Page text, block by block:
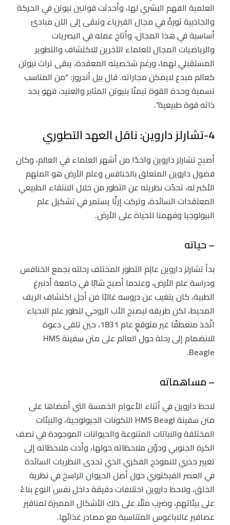
العلمية الفهم البشري لها، وأحدثت قوانين نيوتن في الحركة
والجاذبية ثورةً في مجال الفيزياء وتبقى إلى الآن مبادئ
أساسية في هذا المجال، وأتاح عمله في البصريات
والرياضيات المجال للعلماء الآخرين للاكتشاف والتطوير
المستقبلي لهما، ورغم شخصيته المعقدة، يبقى تراث نيوتن
كعالم مبدع لايمكن مجاراته. قال بيل أندروز: “من المناسب
تسمية وحدة القوة تيمنًا بنيوتن المثابر والعنيد، فهو بحد
ذاته قوة طبيعية”.
4-تشارلز داروين: ناقل العهد التطوري
أصبح تشارلز داروين واحدًا من أشهر العلماء في العالم، وكان
فضول داروين المتعلق بالخنافس وعلم الأرض هو الملهم
الأكبر له، تحدّت نظريته عن التطور من خلال الانتقاء الطبيعي
المعتقدات السائدة، وتركت إرثًا يستمر في تشكيل علم
البيولوجيا وفهمنا للحياة على الأرض.
– حياته
بدأ تشارلز داروين عالِم التطور المختلف رحلته بجمع الخنافس
ودراسة علم الأرض، وعندما أصبح شابًا في جامعة أدنبرغ
الطبية، كان يتغيب عن دروسه غالبًا من أجل اكتشاف الريف
المحيط، لكن طريقه ليصبح الأب الروحي لتطور علم الاحياء
اتّخذ منعطفًا غير متوقعٍ عام 1831، حين تلقى دعوة
للانضمام إلى رحلة حول العالم على متن سفينة HMS
Beagle.
– مساهماته
لاحظ داروين في أثناء الأعوام الخمسة التي أمضاها على
متن سفينة HMS Beagl التكونات الجيولوجية، والبيئات
المختلفة والنباتات المتنوعة والحيوانات الموجودة في نصف
الكرة الجنوبي ودوّن ملاحظاته حولها، وأدت ملاحظاته إلى
تغيير جذري للنموذج الفكري الذي تحدى النظريات السائدة
في العصر الفيكتوري حول أصل الحيوان الراسخ في نظرية
الخلق، ولاحظ داروين اختلافات دقيقة داخل نفس النوع بناءً
على بيئاتهم، وضرب مثلًا على ذلك الأشكال المميزة لمناقير
عصافير غالاباغوس المتناسبة مع مصادر غذائها.